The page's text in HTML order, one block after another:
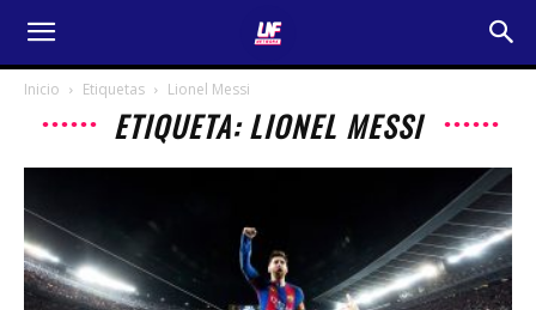
Inicio Etiquetas Lionel Messi
ETIQUETA: LIONEL MESSI